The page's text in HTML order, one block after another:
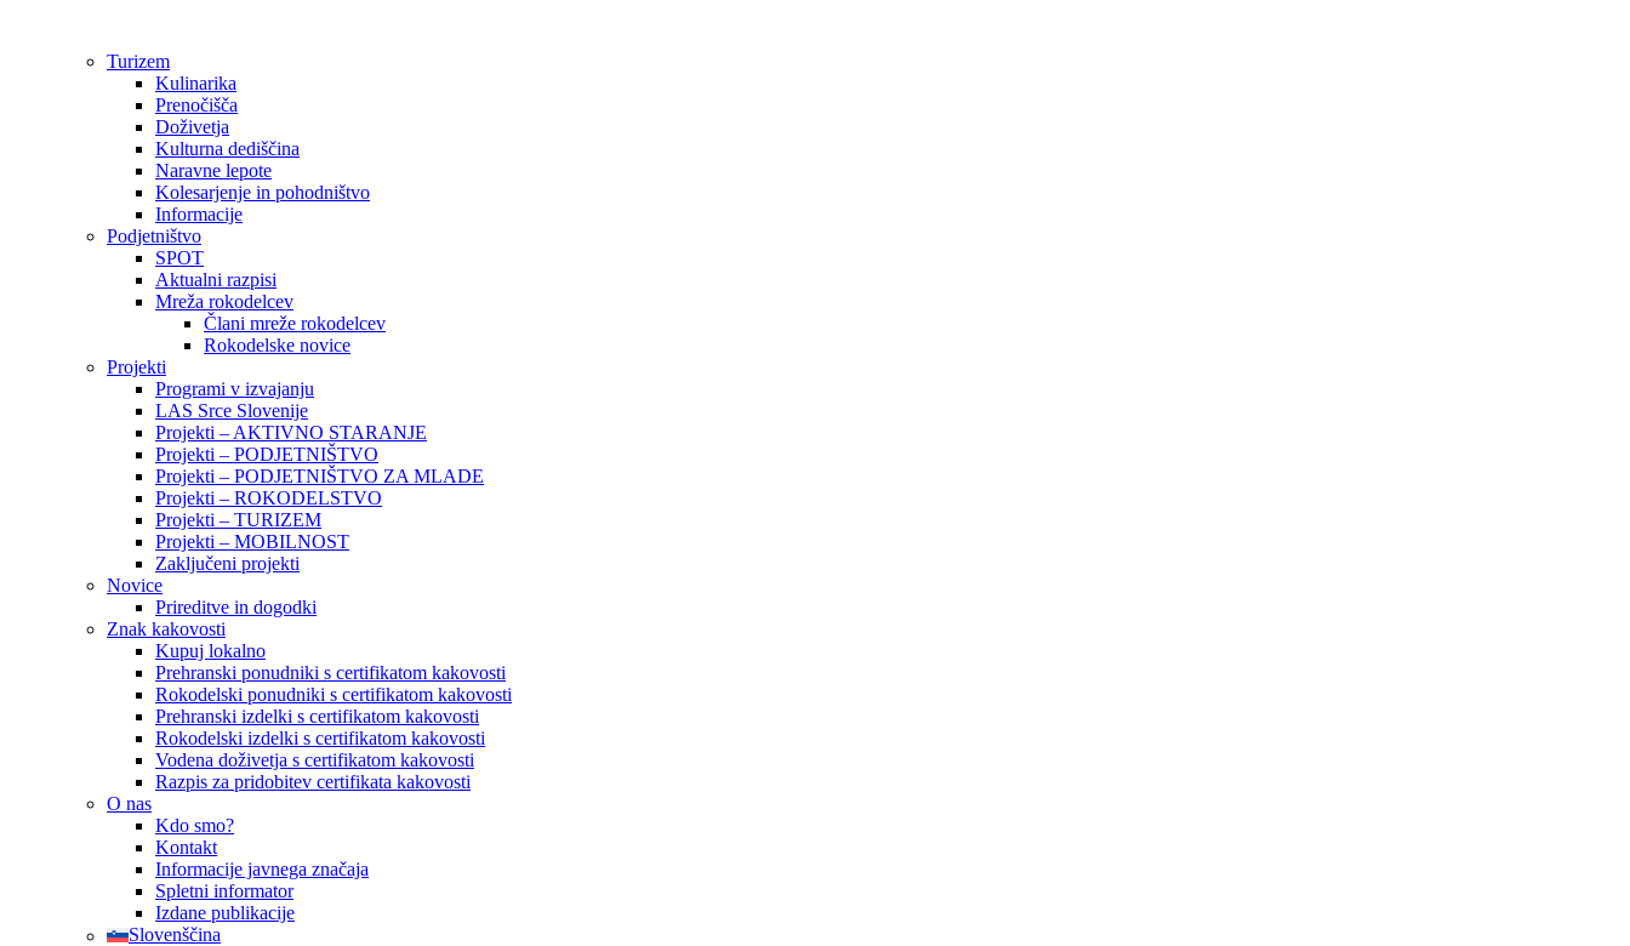
Turizem
Kulinarika
Prenočišča
Doživetja
Kulturna dediščina
Naravne lepote
Kolesarjenje in pohodništvo
Informacije
Podjetništvo
SPOT
Aktualni razpisi
Mreža rokodelcev
Člani mreže rokodelcev
Rokodelske novice
Projekti
Programi v izvajanju
LAS Srce Slovenije
Projekti – AKTIVNO STARANJE
Projekti – PODJETNIŠTVO
Projekti – PODJETNIŠTVO ZA MLADE
Projekti – ROKODELSTVO
Projekti – TURIZEM
Projekti – MOBILNOST
Zaključeni projekti
Novice
Prireditve in dogodki
Znak kakovosti
Kupuj lokalno
Prehranski ponudniki s certifikatom kakovosti
Rokodelski ponudniki s certifikatom kakovosti
Prehranski izdelki s certifikatom kakovosti
Rokodelski izdelki s certifikatom kakovosti
Vodena doživetja s certifikatom kakovosti
Razpis za pridobitev certifikata kakovosti
O nas
Kdo smo?
Kontakt
Informacije javnega značaja
Spletni informator
Izdane publikacije
Slovenščina